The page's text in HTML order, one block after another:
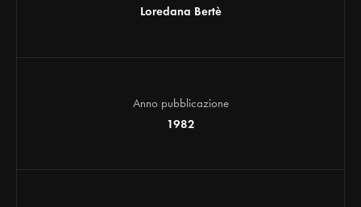
Loredana Bertè
Anno pubblicazione
1982